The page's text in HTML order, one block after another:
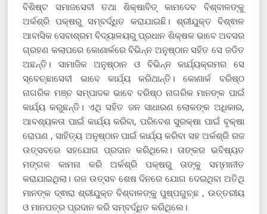
ବିଶିଷ୍ଟ ସମାଜସେବୀ ତଥା ଶିକ୍ଷାବିତ୍ କାମଦେବ ବିଶ୍ବାଳଙ୍କୁ
ଅର୍କଶ୍ରି ପକ୍ଷରୁ ସମ୍ବର୍ଦ୍ଧିତ କରାଯାଇଛି। ଶ୍ରୀଯୁକ୍ତ ବିଶ୍ଵାଳ
ଆବାସିକ ସେବାଶ୍ରମ ବିଦ୍ୟାଳୟରୁ ପ୍ରଧାନ ଶିକ୍ଷକ ଭାବେ ଅବସର
ଗ୍ରହଣ କଲାପରେ କୋଣାର୍କରେ ବିଭିନ୍ନ ଅନୁଷ୍ଠାନ ସହିତ ସେ ଜଡିତ
ଅଛନ୍ତି। ସାମାଜିକ ଅନୁଷ୍ଠାନ ଓ ବିଭିନ୍ନ କାର୍ଯ୍ୟକ୍ରମର ସେ
ସ୍ବେଚ୍ଛାସେବୀ ଭାବେ କାର୍ଯ୍ୟ କରିଥାନ୍ତି। କୋଣାର୍କ ବରିଷ୍ଠ
ନାଗରିକ ମଞ୍ଚ ସମ୍ପାଦକ ଭାବେ ବରିଷ୍ଠ ନାଗରିକ ମାନଙ୍କ ପାଇଁ
କାର୍ଯ୍ୟ କରୁଛନ୍ତି। ଏଥି ସହିତ ଜନ ସାଧାରଣ ଲୋକଙ୍କ ଅଧିକାର,
ଆବଶ୍ୟକତା ପାଇଁ କାର୍ଯ୍ୟ କରିବା, ପରିବେଶ ସୁରକ୍ଷା ପାଇଁ ବୃକ୍ଷା
ରୋପଣ , ସାହିତ୍ୟ ଅନୁଷ୍ଠାନ ପାଇଁ କାର୍ଯ୍ୟ କରିବା ସହ ଅର୍କଶ୍ରି ରଜ
ଉତ୍ସବରେ ସହଯୋଗ ପ୍ରଦାନ କରିଥିଲେ। ତାଙ୍କର ଭବିଷ୍ୟତ
ମଙ୍ଗଳ କାମନା କରି ଅର୍କଶ୍ରି ପକ୍ଷରୁ ତାଙ୍କୁ ସମ୍ମାନୀତ
କରାଯାଇଥିଲା। ରଜ ଉତ୍ସବ ଶେଷ ଦିନରେ ଯୋଗ ଦେଇଥିବା ଅତିଥି
ମାନଙ୍କ ଦ୍ଵାରା ଶ୍ରୀଯୁକ୍ତ ବିଶ୍ବାଳଙ୍କୁ ପୁଷ୍ପଗୁଚ୍ଛ , ଉତ୍ତରୀୟ
ଓ ମାନପତ୍ର ପ୍ରଦାନ କରି ସମ୍ବର୍ଦ୍ଧିତ କରିଥିଲେ।